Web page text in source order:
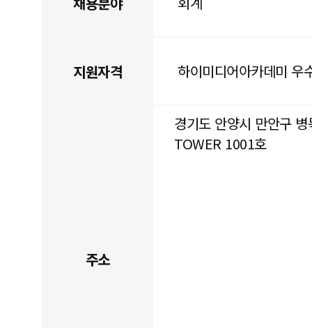
지원자격 하이미디어아카데미 우
주소
경기도 안양시 만안구
TOWER 1001호